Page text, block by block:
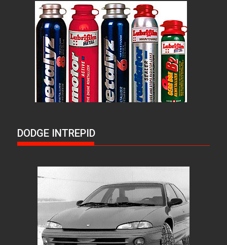
DODGE INTREPID